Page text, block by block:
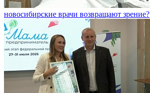
новосибирские врачи возвращают зрение?